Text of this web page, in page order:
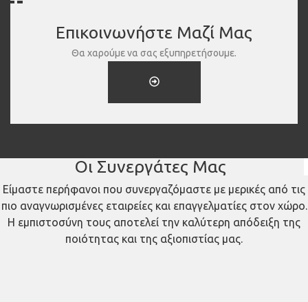
Επικοινωνήστε Μαζί Μας
Θα χαρούμε να σας εξυπηρετήσουμε.
Οι Συνεργάτες Μας
Είμαστε περήφανοι που συνεργαζόμαστε με μερικές από τις
πιο αναγνωρισμένες εταιρείες και επαγγελματίες στον χώρο.
Η εμπιστοσύνη τους αποτελεί την καλύτερη απόδειξη της
ποιότητας και της αξιοπιστίας μας.